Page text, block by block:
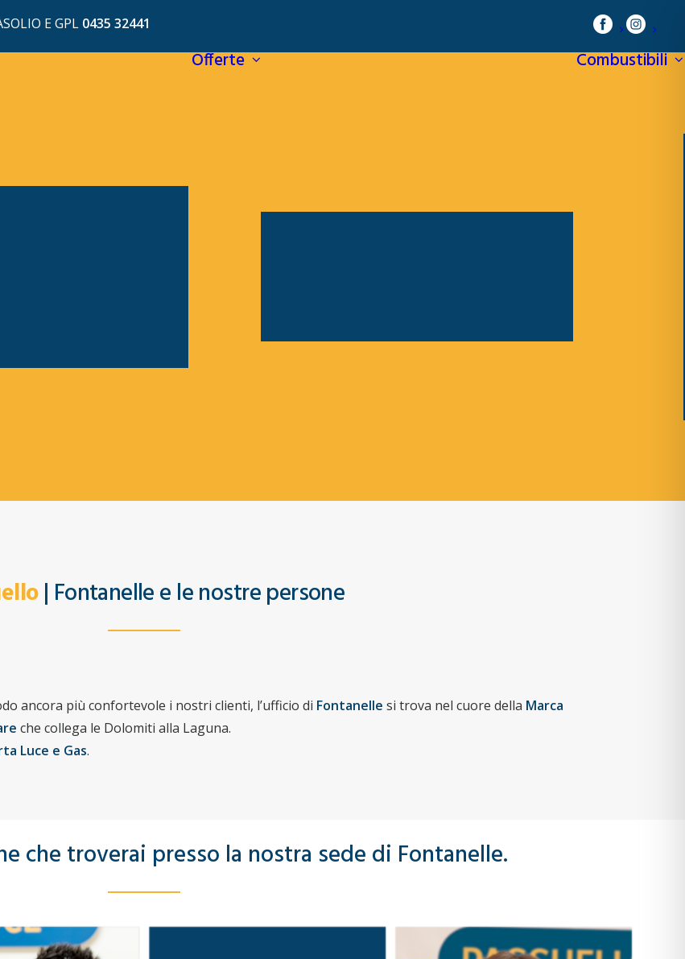
E GPL 0435 32441
Offerte Combustibili
| Fontanelle e le nostre persone
ancora più confortevole i nostri clienti, l’ufficio di Fontanelle si trova nel cuore della Marca
che collega le Dolomiti alla Laguna.
Luce e Gas.
che troverai presso la nostra sede di Fontanelle.